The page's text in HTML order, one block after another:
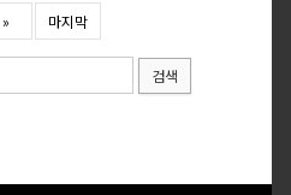
» 마지막
검색